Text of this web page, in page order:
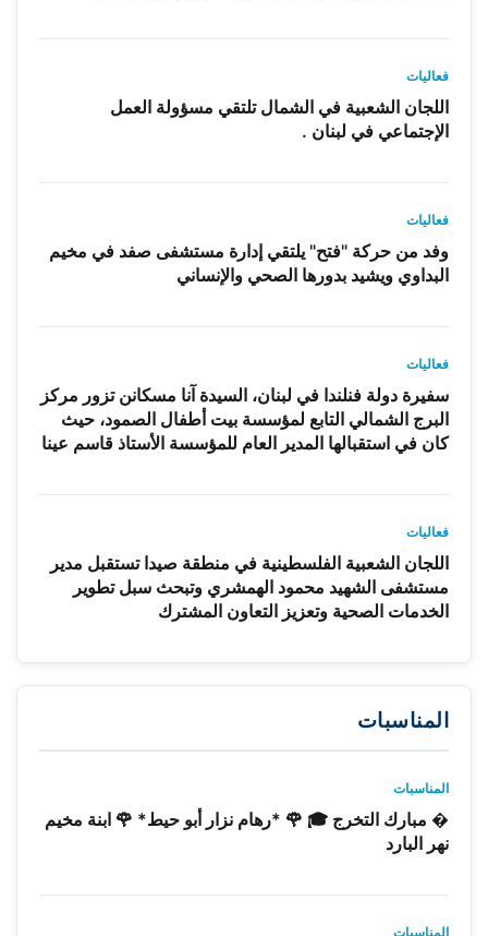
فعاليات
اللجان الشعبية في الشمال تلتقي مسؤولة العمل
الإجتماعي في لبنان .
فعاليات
وفد من حركة "فتح" يلتقي إدارة مستشفى صفد في مخيم
البداوي ويشيد بدورها الصحي والإنساني
فعاليات
سفيرة دولة فنلندا في لبنان، السيدة آنا مسكانن تزور مركز
البرج الشمالي التابع لمؤسسة بيت أطفال الصمود، حيث
كان في استقبالها المدير العام للمؤسسة الأستاذ قاسم عينا
فعاليات
اللجان الشعبية الفلسطينية في منطقة صيدا تستقبل مدير
مستشفى الشهيد محمود الهمشري وتبحث سبل تطوير
الخدمات الصحية وتعزيز التعاون المشترك
المناسبات
المناسبات
� مبارك التخرج 🎓 🌹 *رهام نزار أبو حيط* 🌹 ابنة مخيم
نهر البارد
المناسبات